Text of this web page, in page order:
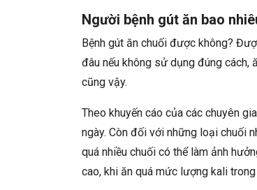
Người bệnh gút ăn bao
Bệnh gút ăn chuối được không?
đâu nếu không sử dụng đúng cách,
cũng vậy.
Theo khuyến cáo của các chuyên
ngày. Còn đối với những loại chuối
quá nhiều chuối có thể làm ảnh
cao, khi ăn quá mức lượng kali